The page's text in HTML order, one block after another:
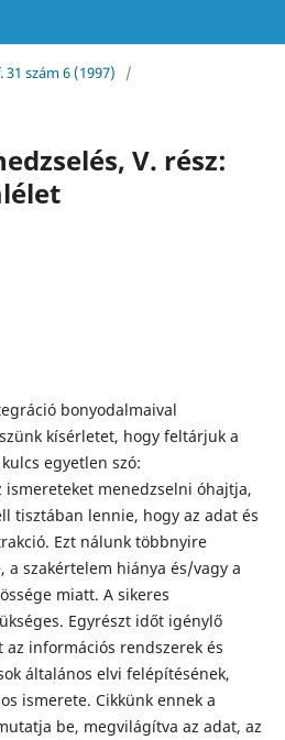
31 szám 6 (1997)
/
V. rész:
bonyodalmaival
kísérletet, hogy feltárjuk a
egyetlen szó:
ismereteket menedzselni óhajtja,
tisztában lennie, hogy az adat és
Ezt nálunk többnyire
szakértelem hiánya és/vagy a
miatt. A sikeres
Egyrészt időt igénylő
az információs rendszerek és
általános elvi felépítésének,
ismerete. Cikkünk ennek a
be, megvilágítva az adat, az